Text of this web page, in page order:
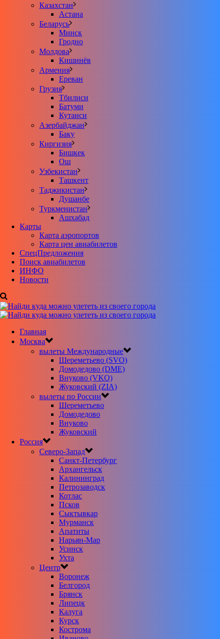
Казахстан
Астана
Беларусь
Минск
Гродно
Молдова
Кишинёв
Армения
Ереван
Грузия
Тбилиси
Батуми
Кутаиси
Азербайджан
Баку
Киргизия
Бишкек
Ош
Узбекистан
Ташкент
Таджикистан
Душанбе
Туркменистан
Ашхабад
Карты
Карта аэропортов
Карта цен авиабилетов
CпецПредложения
Поиск авиабилетов
ИНФО
Новости
Главная
Москва
вылеты Международные
Шереметьево (SVO)
Домодедово (DME)
Внуково (VKO)
Жуковский (ZIA)
вылеты по России
Шереметьево
Домодедово
Внуково
Жуковский
Россия
Северо-Запад
Санкт-Петербург
Архангельск
Калининград
Петрозаводск
Котлас
Псков
Сыктывкар
Мурманск
Апатиты
Нарьян-Мар
Усинск
Ухта
Центр
Воронеж
Белгород
Брянск
Липецк
Калуга
Курск
Кострома